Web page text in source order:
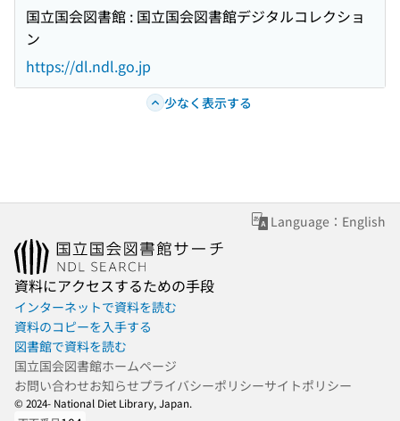
国立国会図書館 : 国立国会図書館デジタルコレクショ
ン
https://dl.ndl.go.jp
少なく表示する
Language：English
資料にアクセスするための手段
インターネットで資料を読む
資料のコピーを入手する
図書館で資料を読む
国立国会図書館ホームページ
お問い合わせお知らせプライバシーポリシーサイトポリシー
© 2024- National Diet Library, Japan.